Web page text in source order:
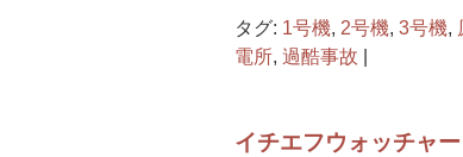
タグ: 1号機, 2号機, 3号機,
電所, 過酷事故
イチエフウォッチャ